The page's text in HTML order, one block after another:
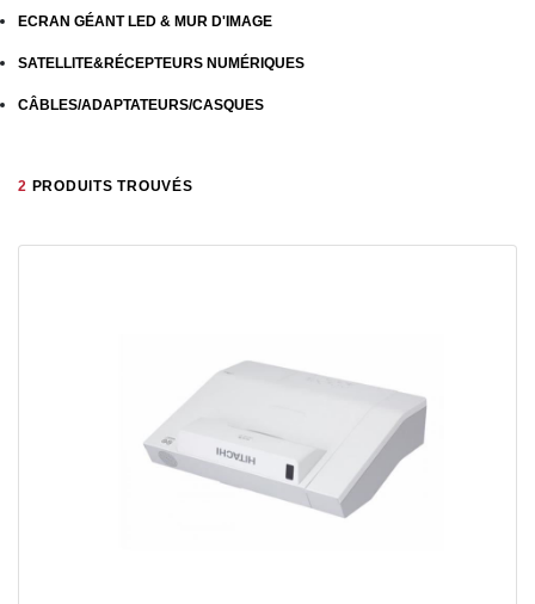
ECRAN GÉANT LED & MUR D'IMAGE
SATELLITE&RÉCEPTEURS NUMÉRIQUES
CÂBLES/ADAPTATEURS/CASQUES
2 PRODUITS TROUVÉS